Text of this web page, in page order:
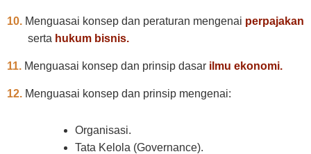
10. Menguasai konsep dan peraturan mengenai perpajakan
serta hukum bisnis.
11. Menguasai konsep dan prinsip dasar ilmu ekonomi.
12. Menguasai konsep dan prinsip mengenai:
Organisasi.
Tata Kelola (Governance).